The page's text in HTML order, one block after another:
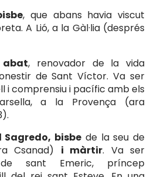
, que abans havia viscut
A Lió, a la Gàl·lia (després
abat, renovador de la vida
de Sant Víctor. Va ser
i comprensiu i pacífic amb els
a la Provença (ara
Sagredo, bisbe de la seu de
Csanad) i màrtir. Va ser
sant Emeric, príncep